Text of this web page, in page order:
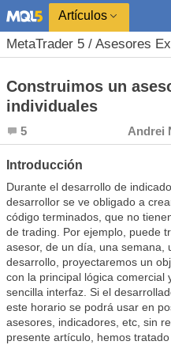
Artículos
MetaTrader 5 / Asesores
Construimos un
individuales
5 Andrei
Introducción
Durante el desarrollo de
desarrollor se ve obligado a
código terminados, que no
de trading. Por ejemplo, puede
asesor, de un día, una semana,
desarrollo, proyectaremos un
con la principal lógica comercial
sencilla interfaz. Si el
este horario se podrá usar en
asesores, indicadores, etc, sin
presente artículo, hemos